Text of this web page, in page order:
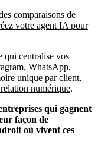
comparaisons de
votre agent IA pour
qui centralise vos
WhatsApp,
unique par client,
numérique.
qui gagnent
façon de
où vivent ces